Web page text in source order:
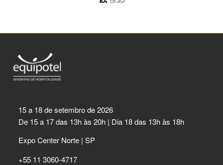
15 a 18 de setembro de 2026
De 15 a 17 das 13h às 20h | Dia 18 das 13h às 18h
Expo Center Norte | SP
+55 11 3060-4717